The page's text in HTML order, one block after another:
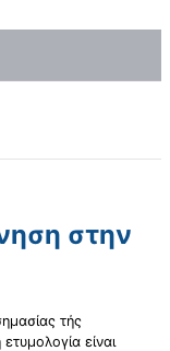
στην
τής
είναι